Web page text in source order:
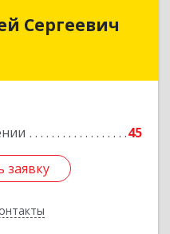
Сергеевич
45
заявку
Сергеевич
АО, Салехард г,
заявку